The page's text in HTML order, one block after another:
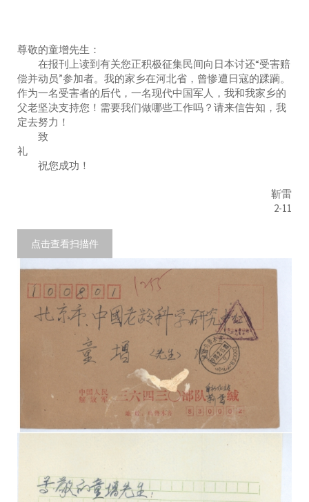
尊敬的童增先生：
在报刊上读到有关您正积极征集民间向日本讨还“受害赔
偿并动员”参加者。我的家乡在河北省，曾惨遭日寇的蹂躏。
作为一名受害者的后代，一名现代中国军人，我和我家乡的
父老坚决支持您！需要我们做哪些工作吗？请来信告知，我
定去努力！
致
礼
祝您成功！
靳雷
2-11